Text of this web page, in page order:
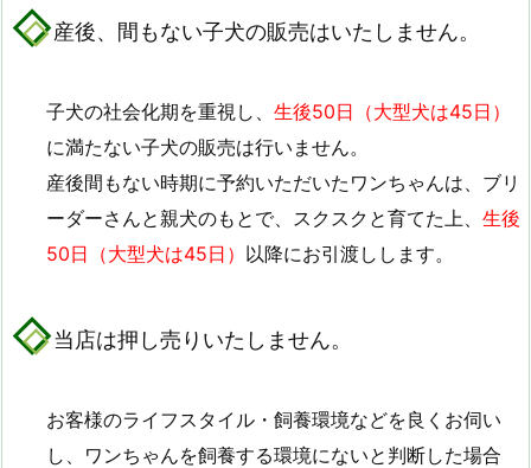
産後、間もない子犬の販売はいたしません。
子犬の社会化期を重視し、 生後50日（大型犬は45日）
に満たない子犬の販売は行いません。
産後間もない時期に予約いただいたワンちゃんは、ブリ
ーダーさんと親犬のもとで、スクスクと育てた上、 生後
50日（大型犬は45日） 以降にお引渡しします。
当店は押し売りいたしません。
お客様のライフスタイル・飼養環境などを良くお伺い
し、ワンちゃんを飼養する環境にないと判断した場合